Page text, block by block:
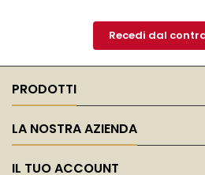
Recedi dal
PRODOTTI
LA NOSTRA AZIENDA
IL TUO ACCOUNT